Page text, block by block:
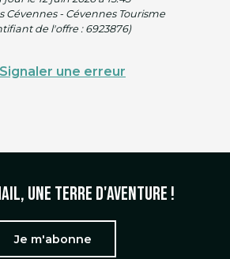
Cévennes - Cévennes Tourisme
de l'offre :6923876)
Signaler une erreur
une terre d'aventure !
Je m'abonne